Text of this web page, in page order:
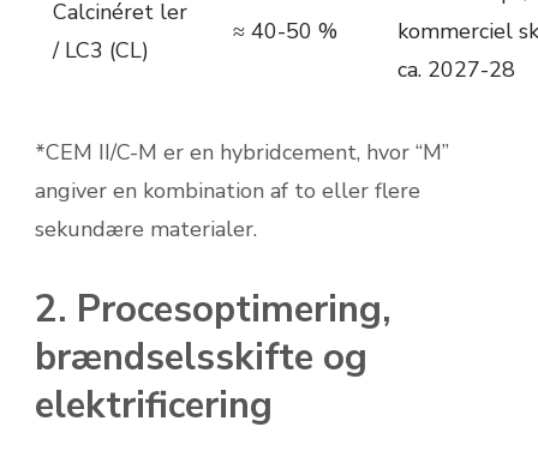
Calcinéret ler
/ LC3 (CL)
≈ 40-50 %
kommerciel
ca. 2027-28
*CEM II/C-M er en hybridcement, hvor “M”
angiver en kombination af to eller flere
sekundære materialer.
2. Procesoptimering,
brændsels­skifte og
elektrificering